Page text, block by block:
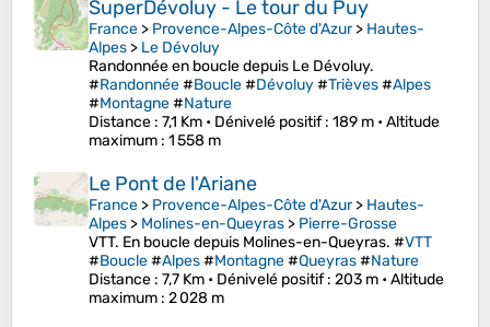
SuperDévoluy - Le tour du Puy
France > Provence-Alpes-Côte d'Azur> Hautes-
Alpes > Le Dévoluy
Randonnée en boucle depuis Le Dévoluy.
#Randonnée#Boucle#Dévoluy#Trièves#Alpes
#Montagne#Nature
Distance : 7,1 Km • Dénivelé positif: 189 m •Altitude
maximum : 1 558 m
Le Pont de l'Ariane
France > Provence-Alpes-Côte d'Azur> Hautes-
Alpes > Molines-en-Queyras > Pierre-Grosse
VTT. En boucle depuis Molines-en-Queyras. #VTT
#Boucle#Alpes#Montagne#Queyras#Nature
Distance : 7,7 Km • Dénivelé positif: 203 m •Altitude
maximum : 2 028 m